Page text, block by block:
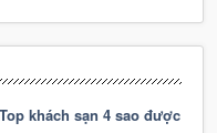
khách sạn 4 sao được